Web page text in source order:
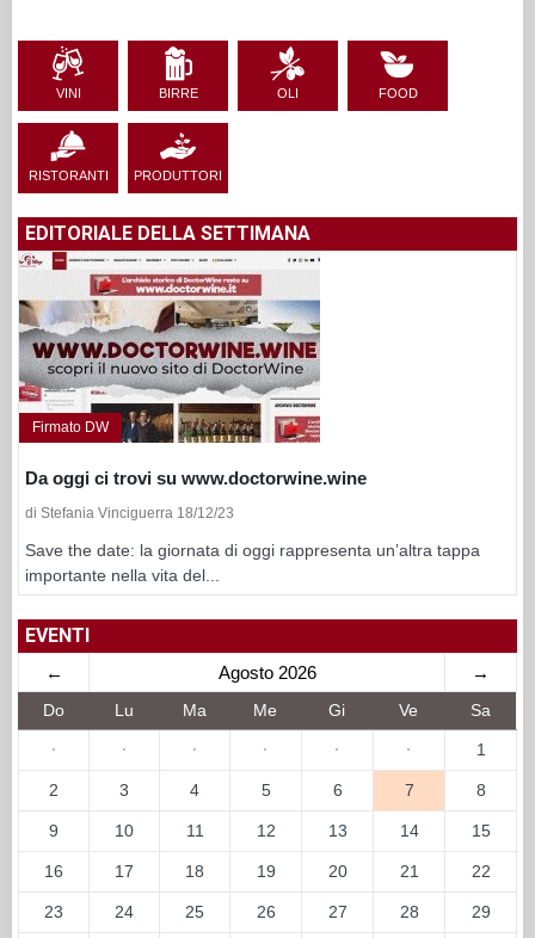
VINI BIRRE OLI FOOD
RISTORANTI PRODUTTORI
EDITORIALE DELLA SETTIMANA
Firmato DW
Da oggi ci trovi su www.doctorwine.wine
di Stefania Vinciguerra 18/12/23
Save the date: la giornata di oggi rappresenta un’altra tappa
importante nella vita del...
EVENTI
← Agosto 2026 →
Do Lu Ma Me Gi Ve Sa
· · · · · · 1
2 3 4 5 6 7 8
9 10 11 12 13 14 15
16 17 18 19 20 21 22
23 24 25 26 27 28 29